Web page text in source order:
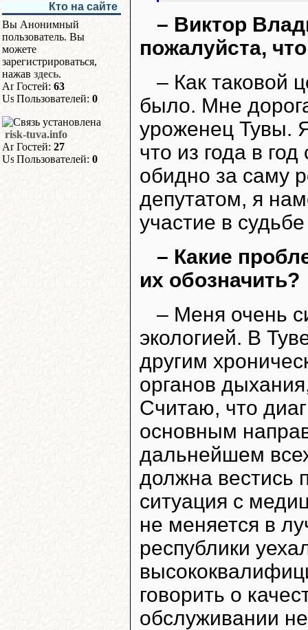
Кто на сайте
Вы Анонимный
пользователь. Вы
можете
зарегистрироваться,
нажав здесь.
Гостей: 63
Пользователей: 0
risk-tuva.info
Гостей: 27
Пользователей: 0
– Виктор
пожалуйста,
– Как таковой
было. Мне
уроженец Тувы.
что из года в
обидно за саму
депутатом, я
участие в
– Какие
их обозначить?
– Меня очень
экологией. В
другим
органов
Считаю, что
основным
дальнейшем
должна вестись
ситуация с
не меняется в
республики
говорить о
обслуживании